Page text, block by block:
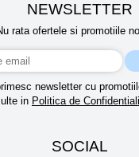
NEWSLETTER
rata ofertele si promotiile
newsletter cu
in Politica de
SOCIAL